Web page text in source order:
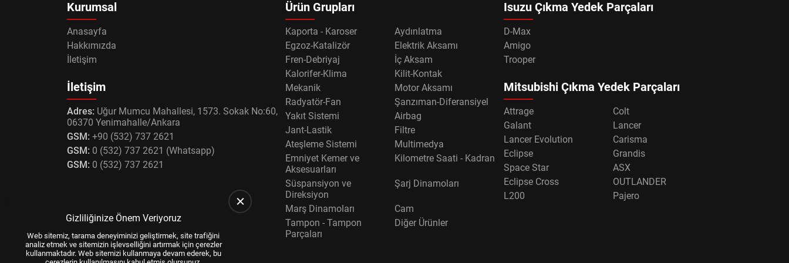
Kurumsal
Anasayfa
Hakkımızda
İletişim
İletişim
Adres: Uğur Mumcu Mahallesi, 1573. Sokak No:60,
06370 Yenimahalle/Ankara
GSM: +90 (532) 737 2621
GSM: 0 (532) 737 2621 (Whatsapp)
GSM: 0 (532) 737 2621
Ürün Grupları
Kaporta - Karoser
Aydınlatma
Egzoz-Katalizör
Elektrik Aksamı
Fren-Debriyaj
İç Aksam
Kalorifer-Klima
Kilit-Kontak
Mekanik
Motor Aksamı
Radyatör-Fan
Şanzıman-Diferansiyel
Yakıt Sistemi
Airbag
Jant-Lastik
Filtre
Ateşleme Sistemi
Multimedya
Emniyet Kemer ve
Aksesuarları
Kilometre Saati - Kadran
Süspansiyon ve
Direksiyon
Şarj Dinamoları
Marş Dinamoları
Cam
Tampon - Tampon
Parçaları
Diğer Ürünler
Isuzu Çıkma Yedek Parçaları
D-Max
Amigo
Trooper
Mitsubishi Çıkma Yedek Parçaları
Attrage
Colt
Galant
Lancer
Lancer Evolution
Carisma
Eclipse
Grandis
Space Star
ASX
Eclipse Cross
OUTLANDER
L200
Pajero
Gizliliğinize Önem Veriyoruz
Web sitemiz, tarama deneyiminizi geliştirmek, site trafiğini
analiz etmek ve sitemizin işlevselliğini artırmak için çerezler
kullanmaktadır. Web sitemizi kullanmaya devam ederek, bu